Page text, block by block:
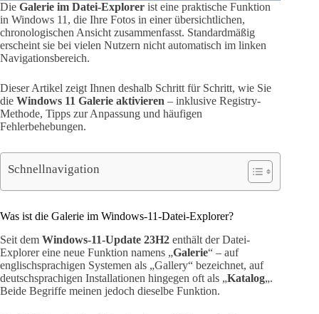
Die Galerie im Datei-Explorer ist eine praktische Funktion
in Windows 11, die Ihre Fotos in einer übersichtlichen,
chronologischen Ansicht zusammenfasst. Standardmäßig
erscheint sie bei vielen Nutzern nicht automatisch im linken
Navigationsbereich.
Dieser Artikel zeigt Ihnen deshalb Schritt für Schritt, wie Sie
die Windows 11 Galerie aktivieren – inklusive Registry-
Methode, Tipps zur Anpassung und häufigen
Fehlerbehebungen.
Schnellnavigation
Was ist die Galerie im Windows-11-Datei-Explorer?
Seit dem Windows-11-Update 23H2 enthält der Datei-
Explorer eine neue Funktion namens „Galerie“ – auf
englischsprachigen Systemen als „Gallery“ bezeichnet, auf
deutschsprachigen Installationen hingegen oft als „Katalog„.
Beide Begriffe meinen jedoch dieselbe Funktion.